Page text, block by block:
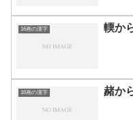
16画の漢字 輭か
16画の漢字 赭か